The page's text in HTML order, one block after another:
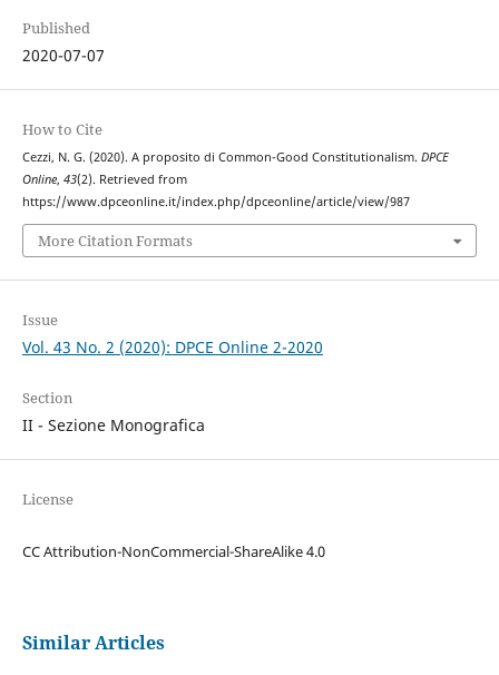
Published
2020-07-07
How to Cite
Cezzi, N. G. (2020). A proposito di Common-Good Constitutionalism. DPCE
Online, 43(2). Retrieved from
https://www.dpceonline.it/index.php/dpceonline/article/view/987
More Citation Formats
Issue
Vol. 43 No. 2 (2020): DPCE Online 2-2020
Section
II - Sezione Monografica
License
CC Attribution-NonCommercial-ShareAlike 4.0
Similar Articles